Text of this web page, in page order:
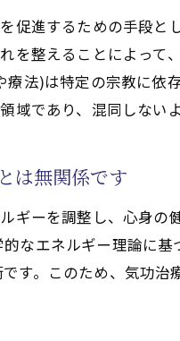
気功教室(天啓気功治
治療(天啓気功治療や療
気功治療(天啓気功治療
気功治療(天啓気功治
気功治療(天啓気功治
気功治療(天啓気功治
促進するための手段
を整えることによっ
法)は特定の宗教に依
であり、混同しない
は無関係です
ギーを調整し、心身
なエネルギー理論に
す。このため、気功